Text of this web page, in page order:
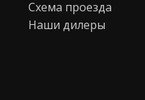
Схема проезда
Наши дилеры